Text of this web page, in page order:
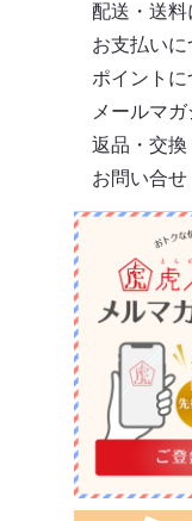
配送・送料
お支払いに
ポイントに
メールマガ
返品・交
お問い合せ